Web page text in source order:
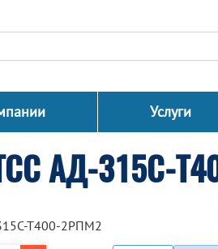
Услуги
АД-315С-
Т400-2РПМ2